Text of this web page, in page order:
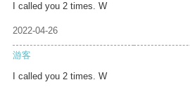
I called you 2 times. W
2022-04-26
游客
I called you 2 times. W